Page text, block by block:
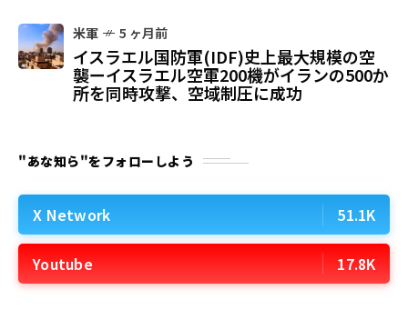
米軍 5 ヶ月前
イスラエル国防軍(IDF)史上最大規模の空
襲ーイスラエル空軍200機がイランの500か
所を同時攻撃、空域制圧に成功
"あな知ら"をフォローしよう
X Network 51.1K
Youtube 17.8K